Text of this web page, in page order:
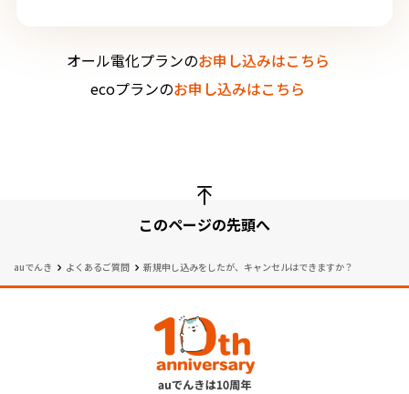
オール電化プランのお申し込みはこちら
ecoプランのお申し込みはこちら
このページの先頭へ
auでんき よくあるご質問 新規申し込みをしたが、 キャンセルはできますか？